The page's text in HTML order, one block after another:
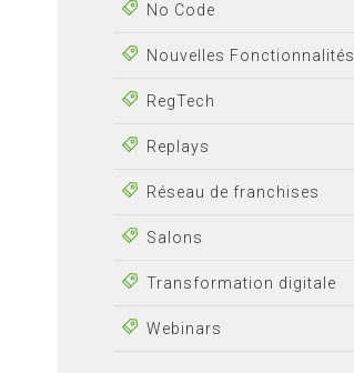
No Code
Nouvelles Fonctionnalités
RegTech
Replays
Réseau de franchises
Salons
Transformation digitale
Webinars